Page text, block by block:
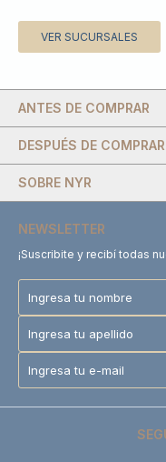
VER SUCURSALES
DESPUÉS DE COMPRAR
SOBRE NYR
ANTES DE COMPRAR
NEWSLETTER
¡Suscribite y recibí todas